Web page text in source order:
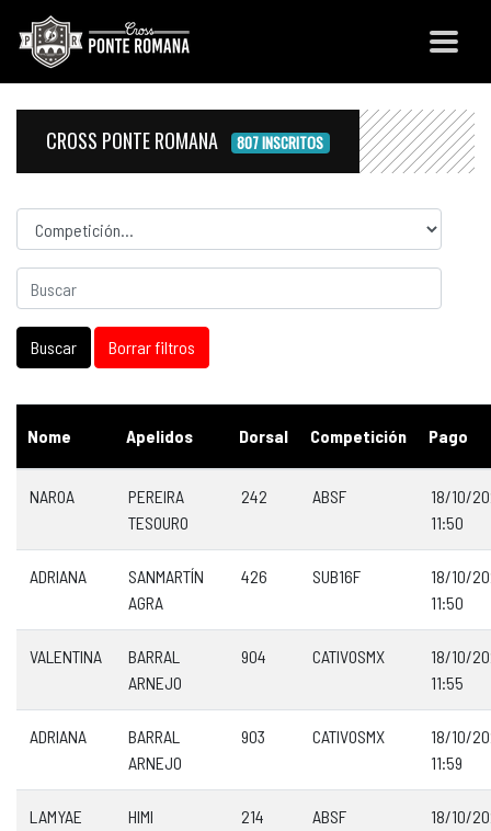
CROSS PONTE ROMANA 807 INSCRITOS
Competicion
Nome Apelidos Dorsal Competición Pago
NAROA
PEREIRA
TESOURO
242 ABSF
18/10/
11:50
ADRIANA
SANMARTÍN
AGRA
426 SUB16F
18/10/
11:50
VALENTINA
BARRAL
ARNEJO
904 CATIVOSMX
18/10/
11:55
ADRIANA
BARRAL
ARNEJO
903 CATIVOSMX
18/10/
11:59
LAMYAE HIMI 214 ABSF
18/10/